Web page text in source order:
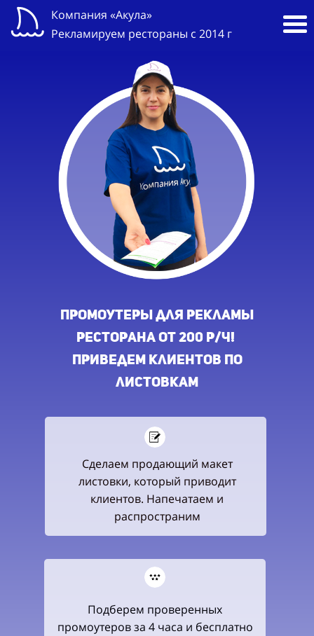
Компания «Акула»
Рекламируем рестораны с 2014 г
Подберем проверенных
промоутеров за 4 часа и бесплатно
Промоутеры для рекламы
ресторана от200 р/ч!
Приведем клиентов по
листовкам
Сделаем продающий макет
листовки, который приводит
клиентов. Напечатаем и
распространим